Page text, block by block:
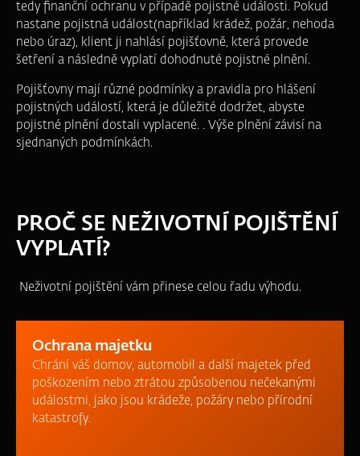
tedy finanční ochranu v případě pojistné události. Pokud
nastane pojistná událost(například krádež, požár, nehoda
nebo úraz), klient ji nahlásí pojišťovně, která provede
šetření a následně vyplatí dohodnuté pojistné plnění.
Pojišťovny mají různé podmínky a pravidla pro hlášení
pojistných událostí, která je důležité dodržet, abyste
pojistné plnění dostali vyplacené. . Výše plnění závisí na
sjednaných podmínkách.
PROČ SE NEŽIVOTNÍ POJIŠTĚNÍ
VYPLATÍ?
Neživotní pojištění vám přinese celou řadu výhodu.
Ochrana majetku
Chrání váš domov, automobil a další majetek před
poškozením nebo ztrátou způsobenou nečekanými
událostmi, jako jsou krádeže, požáry nebo přírodní
katastrofy.